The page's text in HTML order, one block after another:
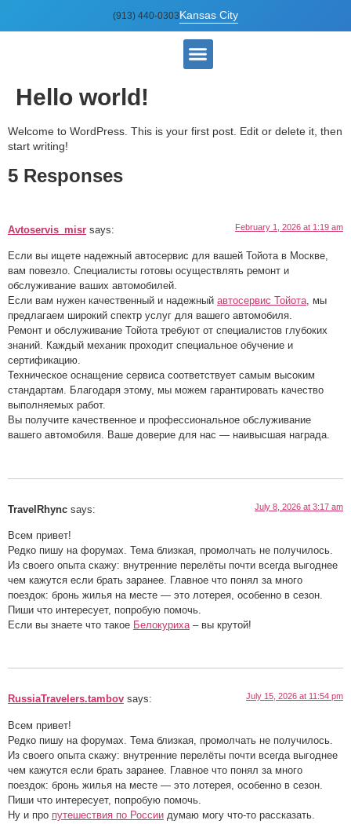
(913) 440-0303Kansas City
Hello world!
Welcome to WordPress. This is your first post. Edit or delete it, then
start writing!
5 Responses
Avtoservis_misr says: February 1, 2026 at 1:19 am
Если вы ищете надежный автосервис для вашей Тойота в Москве,
вам повезло. Специалисты готовы осуществлять ремонт и
обслуживание ваших автомобилей.
Если вам нужен качественный и надежный автосервис Тойота, мы
предлагаем широкий спектр услуг для вашего автомобиля.
Ремонт и обслуживание Тойота требуют от специалистов глубоких
знаний. Каждый механик проходит специальное обучение и
сертификацию.
Техническое оснащение сервиса соответствует самым высоким
стандартам. Благодаря этому, мы можем гарантировать качество
выполняемых работ.
Вы получите качественное и профессиональное обслуживание
вашего автомобиля. Ваше доверие для нас — наивысшая награда.
TravelRhync says: July 8, 2026 at 3:17 am
Всем привет!
Редко пишу на форумах. Тема близкая, промолчать не получилось.
Из своего опыта скажу: внутренние перелёты почти всегда выгоднее
чем кажутся если брать заранее. Главное что понял за много
поездок: бронь жилья на месте — это лотерея, особенно в сезон.
Пиши что интересует, попробую помочь.
Если вы знаете что такое Белокуриха– вы крутой!
RussiaTravelers.tambov says: July 15, 2026 at 11:54 pm
Всем привет!
Редко пишу на форумах. Тема близкая, промолчать не получилось.
Из своего опыта скажу: внутренние перелёты почти всегда выгоднее
чем кажутся если брать заранее. Главное что понял за много
поездок: бронь жилья на месте — это лотерея, особенно в сезон.
Пиши что интересует, попробую помочь.
Ну и про путешествия по России думаю могу что-то рассказать.